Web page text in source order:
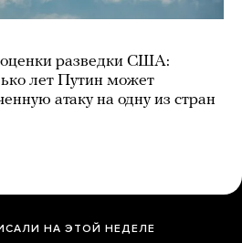
разведки США:
лет Путин может
атаку на одну из стран
НА ЭТОЙ НЕДЕЛЕ